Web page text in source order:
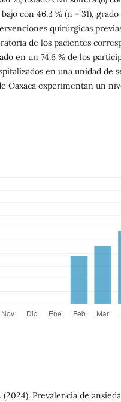
con 46.3 % (n = 31),
quirúrgicas
de los pacientes
en un 74.6 % de los
en una unidad de
Oaxaca experimentan un
(2024). Prevalencia de